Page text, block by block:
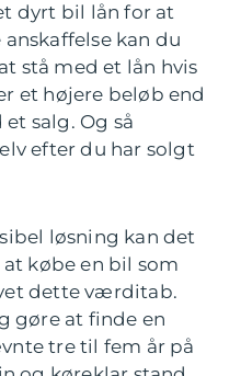
dyrt bil lån for at
kan du
stå med et lån hvis
et højere beløb end
salg. Og så
efter du har solgt
løsning kan det
købe en bil som
dette værditab.
gøre at finde en
tre til fem år på